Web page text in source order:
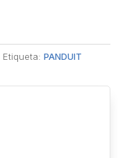
Etiqueta:PANDUIT